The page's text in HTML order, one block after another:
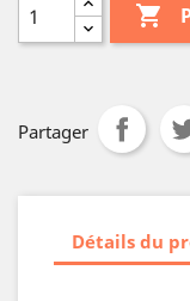

Partager
Détails du